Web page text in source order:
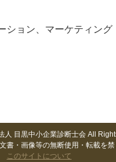
ション、マーケティング
人 目黒中小企業診断士会 All
書・画像等の無断使用・転載を禁
このサイトについて